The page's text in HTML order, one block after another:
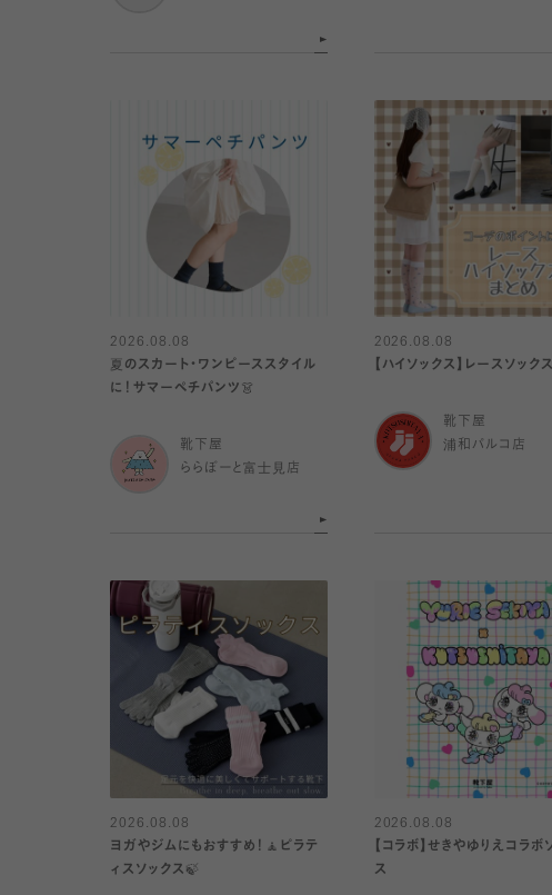
2026.08.08
夏のスカート・ワンピーススタイル
に！サマーペチパンツ👗
靴下屋
ららぽーと富士見店
2026.08.08
【ハイソックス】レースソックス
靴下屋
浦和パルコ店
2026.08.08
ヨガやジムにもおすすめ！🧘ピラテ
ィスソックス🍃
2026.08.08
【コラボ】せきやゆりえコラボ
ス